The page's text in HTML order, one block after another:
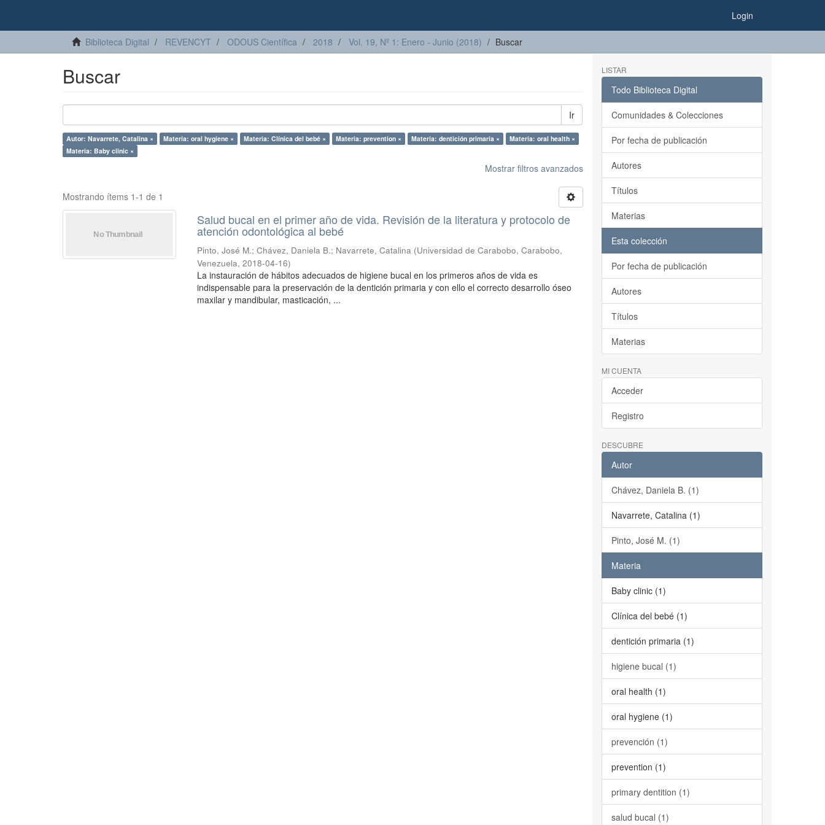
Login
Biblioteca Digital REVENCYT ODOUS Científica 2018 Vol. 19, Nº 1: Enero - Junio (2018) Buscar
Buscar
Ir
Autor: Navarrete, Catalina × Materia: oral hygiene × Materia: Clínica del bebé × Materia: prevention × Materia: dentición primaria ×
Materia: oral health ×
Materia: Baby clinic ×
Mostrar filtros avanzados
Mostrando ítems 1-1 de 1
Salud bucal en el primer año de vida. Revisión de la literatura y protocolo de
atención odontológica al bebé
Pinto, José M.;Chávez, Daniela B.; Navarrete, Catalina (Universidad de Carabobo, Carabobo,
Venezuela,2018-04-16)
La instauración de hábitos adecuados de higiene bucal en los primeros años de vida es
indispensable para la preservación de la dentición primaria y con ello el correcto desarrollo óseo
maxilar y mandibular, masticación, ...
LISTAR
Todo Biblioteca Digital
Comunidades & Colecciones
Por fecha de publicación
Autores
Títulos
Materias
Esta colección
Por fecha de publicación
Autores
Títulos
Materias
MI CUENTA
Acceder
Registro
DESCUBRE
Autor
Chávez, Daniela B. (1)
Navarrete, Catalina (1)
Pinto, José M. (1)
Materia
Baby clinic (1)
Clínica del bebé (1)
dentición primaria (1)
higiene bucal (1)
oral health (1)
oral hygiene (1)
prevención (1)
prevention (1)
primary dentition (1)
salud bucal (1)